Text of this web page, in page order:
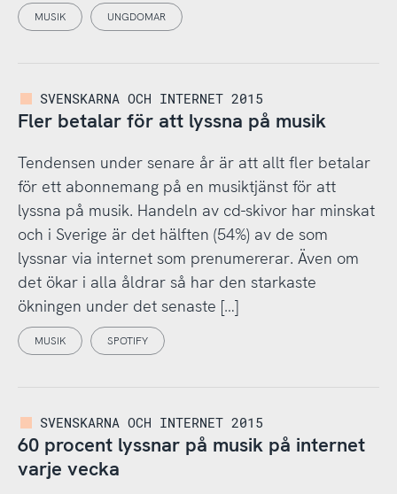
MUSIK UNGDOMAR
SVENSKARNA OCH INTERNET 2015
Fler betalar för att lyssna på musik
Tendensen under senare år är att allt fler betalar
för ett abonnemang på en musiktjänst för att
lyssna på musik. Handeln av cd-skivor har minskat
och i Sverige är det hälften (54%) av de som
lyssnar via internet som prenumererar. Även om
det ökar i alla åldrar så har den starkaste
ökningen under det senaste […]
MUSIK SPOTIFY
SVENSKARNA OCH INTERNET 2015
60 procent lyssnar på musik på internet
varje vecka